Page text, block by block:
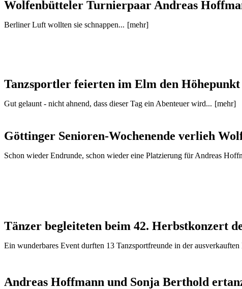
Wolfenbütteler Turnierpaar Andreas
Berliner Luft wollten sie schnappen... [mehr]
Tanzsportler feierten im Elm den Höhepunkt
Gut gelaunt - nicht ahnend, dass dieser Tag ein Abenteuer wird... [mehr]
Göttinger Senioren-Wochenende verlieh
Schon wieder Endrunde, schon wieder eine Platzierung für Andreas
Tänzer begleiteten beim 42. Herbstkonzert
Ein wunderbares Event durften 13 Tanzsportfreunde in der
Andreas Hoffmann und Sonja Berthold